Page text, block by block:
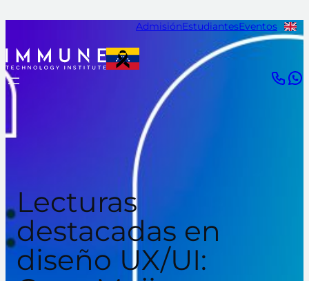
contenido
AdmisiónEstudiantesEventos
Lecturas
destacadas en
diseño UX/UI: